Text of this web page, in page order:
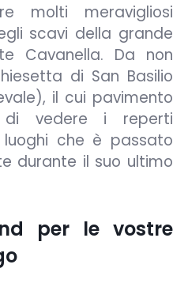
molti meravigliosi
scavi della grande
Cavanella. Da non
di San Basilio
il cui pavimento
vedere i reperti
che è passato
durante il suo ultimo
per le vostre